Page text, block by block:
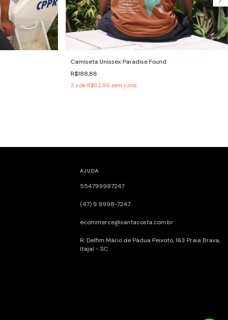
Camiseta Unissex Paradise Found
R$188,88
3 x de R$62,96 sem juros
AJUDA
554799987247
(47) 9 9998-7247
ecommerce@santacosta.com.br
R. Delfim Mário de Pádua Peixoto, 163ㅤㅤㅤㅤㅤㅤㅤㅤㅤㅤㅤㅤ Praia Brava,
Itajaí - SC